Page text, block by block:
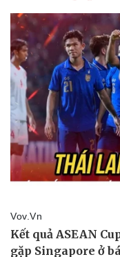
Kinh tế
Bất động sản
Khởi nghiệp